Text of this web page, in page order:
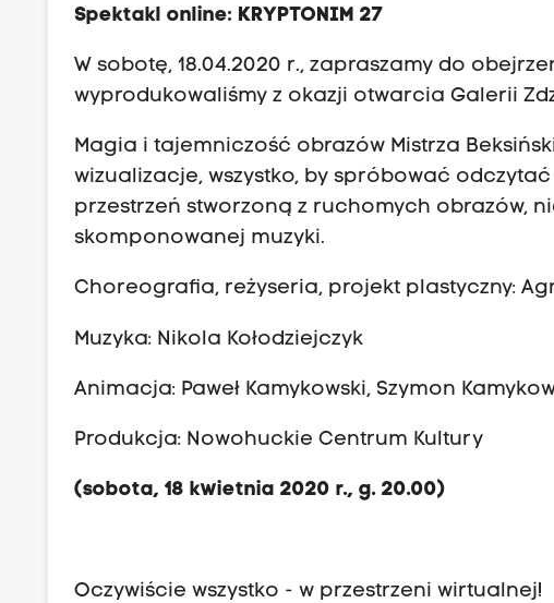
Spektakl online: KRYPTONIM 27
W sobotę, 18.04.2020 r., zapraszamy do
wyprodukowaliśmy z okazji otwarcia Galerii
Magia i tajemniczość obrazów Mistrza
wizualizacje, wszystko, by spróbować
przestrzeń stworzoną z ruchomych obrazów,
skomponowanej muzyki.
Choreografia, reżyseria, projekt plastyczny:
Muzyka: Nikola Kołodziejczyk
Animacja: Paweł Kamykowski, Szymon
Produkcja: Nowohuckie Centrum Kultury
(sobota, 18 kwietnia 2020 r., g. 20.00)
Oczywiście wszystko - w przestrzeni wirtualnej!